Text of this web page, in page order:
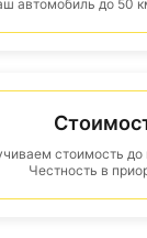
автомобиль до 50
стоимость до
Честность в